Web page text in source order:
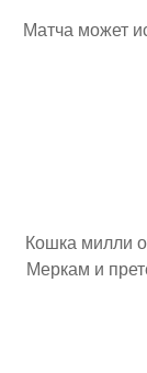
Матча может
Кошка милли
Меркам и